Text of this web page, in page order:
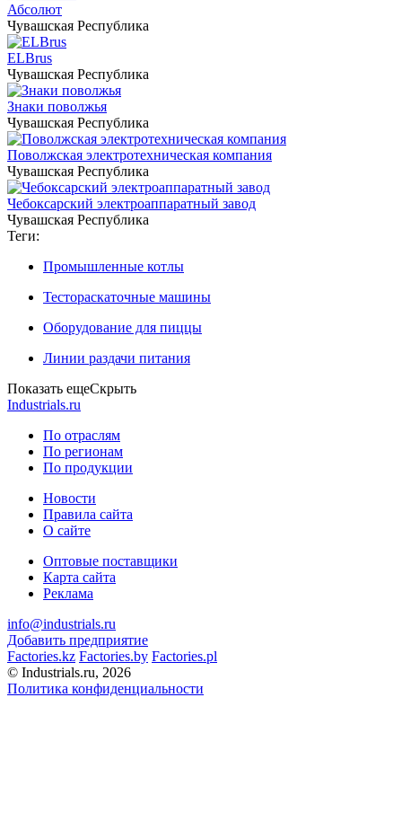
Абсолют
Чувашская Республика
ELBrus
Чувашская Республика
Знаки поволжья
Чувашская Республика
Поволжская электротехническая компания
Чувашская Республика
Чебоксарский электроаппаратный завод
Чувашская Республика
Теги:
Промышленные котлы
Тестораскаточные машины
Оборудование для пиццы
Линии раздачи питания
Показать ещеСкрыть
Industrials.ru
По отраслям
По регионам
По продукции
Новости
Правила сайта
О сайте
Оптовые поставщики
Карта сайта
Реклама
info@industrials.ru
Добавить предприятие
Factories.kz Factories.by Factories.pl
© Industrials.ru, 2026
Политика конфиденциальности